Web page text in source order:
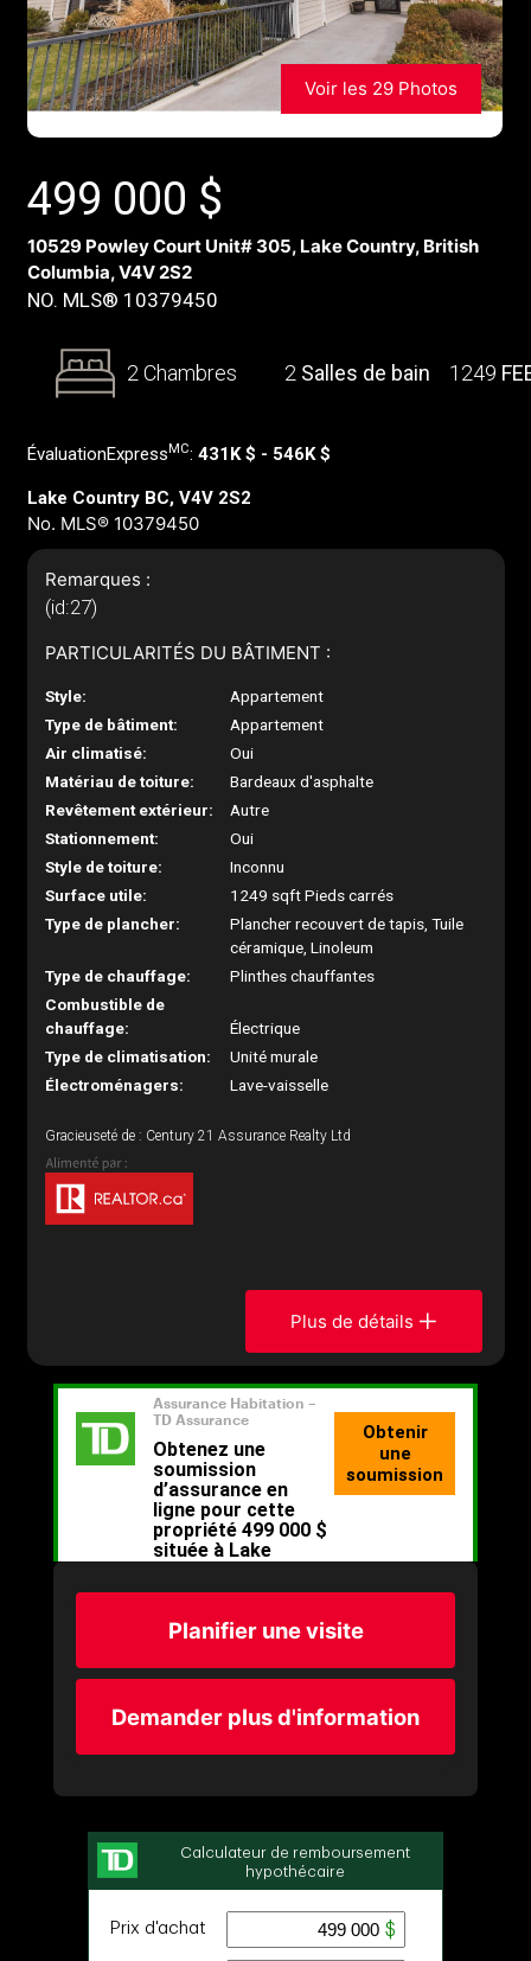
Voir les 29 Photos
499 000 $
10529 Powley Court Unit# 305, Lake Country, British
Columbia, V4V 2S2
NO. MLS® 10379450
2 Chambres 2 Salles de bain 1249
ÉvaluationExpress MC: 431K $ - 546K $
Lake Country BC, V4V 2S2
No. MLS® 10379450
Remarques :
(id:27)
PARTICULARITÉS DU BÂTIMENT :
Style:
Appartement
Type de bâtiment:
Appartement
Air climatisé:
Oui
Matériau de toiture:
Bardeaux d'asphalte
Revêtement extérieur:
Autre
Stationnement:
Oui
Style de toiture:
Inconnu
Surface utile:
1249 sqft Pieds carrés
Type de plancher:
Plancher recouvert de tapis, Tuile
céramique, Linoleum
Type de chauffage:
Plinthes chauffantes
Combustible de
chauffage:
Électrique
Type de climatisation:
Unité murale
Électroménagers:
Lave-vaisselle
Gracieuseté de : Century 21 Assurance Realty Ltd
Plus de détails
Planifier une visite
Demander plus d'information